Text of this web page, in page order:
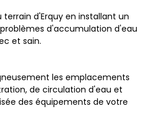
d'Erquy en installant un
d'accumulation d'eau
et sain.
les emplacements
de circulation d'eau et
des équipements de votre